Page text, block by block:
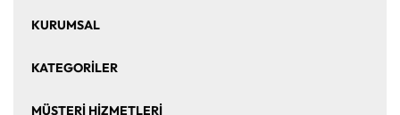
KURUMSAL
KATEGORİLER
MÜŞTERİ HİZMETLERİ